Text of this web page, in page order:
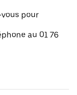
pour
au 01 76